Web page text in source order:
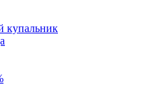
купальник